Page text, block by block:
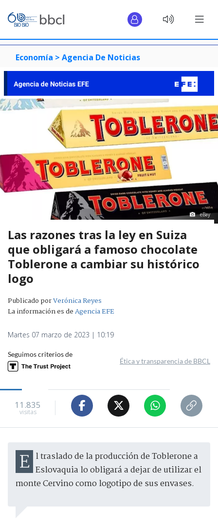
Economía > Agencia De Noticias
eBay
Las razones tras la ley en Suiza
que obligará a famoso chocolate
Toblerone a cambiar su histórico
logo
Publicado porVerónica Reyes
La información es deAgencia EFE
Martes 07 marzo de 2023 | 10:19
Seguimos criterios de
Ética y transparencia de BBCL
11.835
visitas
El traslado de la producción de Toblerone a Eslovaquia lo obligará a dejar de utilizar el
monte Cervino como logotipo de sus envases.